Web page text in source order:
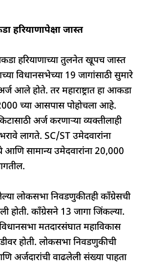
हरियाणापेक्षा जास्त
हरियाणाच्या तुलनेत खूपच जास्त
विधानसभेच्या 19 जागांसाठी सुमारे
आले होते. तर महाराष्ट्रात हा आकडा
च्या आसपास पोहोचला आहे.
अर्ज करणाऱ्या व्यक्तीलाही
लागते. SC/ST उमेदवारांना
सामान्य उमेदवारांना 20,000
लोकसभा निवडणुकीतही काँग्रेसची
होती. काँग्रेसने 13 जागा जिंकल्या.
मतदारसंघात महाविकास
होती. लोकसभा निवडणुकीची
अर्जदारांची वाढलेली संख्या पाहता